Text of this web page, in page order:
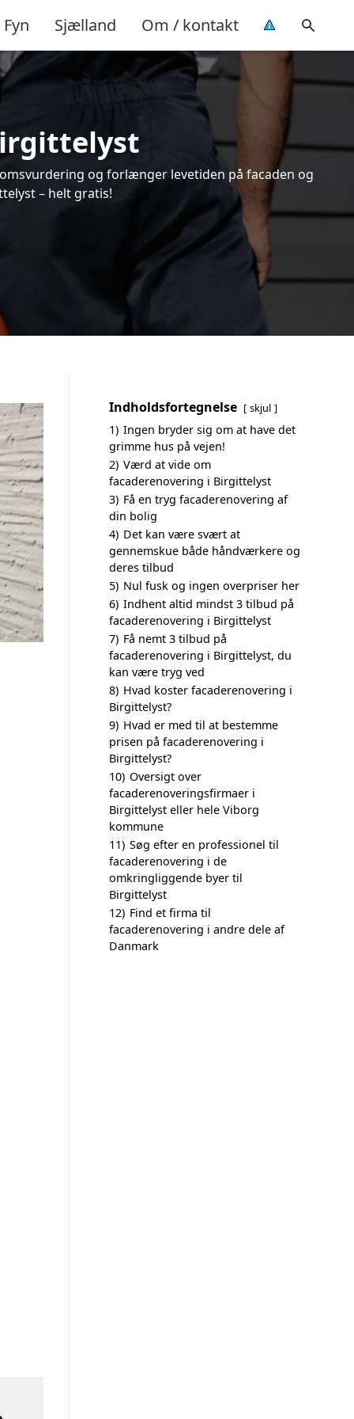
Fyn Sjælland Om / kontakt
og forlænger levetiden på facaden og
– helt gratis!
Indholdsfortegnelse skjul
1) Ingen bryder sig om at have det
grimme hus på vejen!
2) Værd at vide om
facaderenovering i Birgittelyst
3) Få en tryg facaderenovering af
din bolig
4) Det kan være svært at
gennemskue både håndværkere og
deres tilbud
5) Nul fusk og ingen overpriser her
6) Indhent altid mindst 3 tilbud på
facaderenovering i Birgittelyst
7) Få nemt 3 tilbud på
facaderenovering i Birgittelyst, du
kan være tryg ved
8) Hvad koster facaderenovering i
Birgittelyst?
9) Hvad er med til at bestemme
prisen på facaderenovering i
Birgittelyst?
10) Oversigt over
facaderenoveringsfirmaer i
Birgittelyst eller hele Viborg
kommune
11) Søg efter en professionel til
facaderenovering i de
omkringliggende byer til
Birgittelyst
12) Find et firma til
facaderenovering i andre dele af
Danmark